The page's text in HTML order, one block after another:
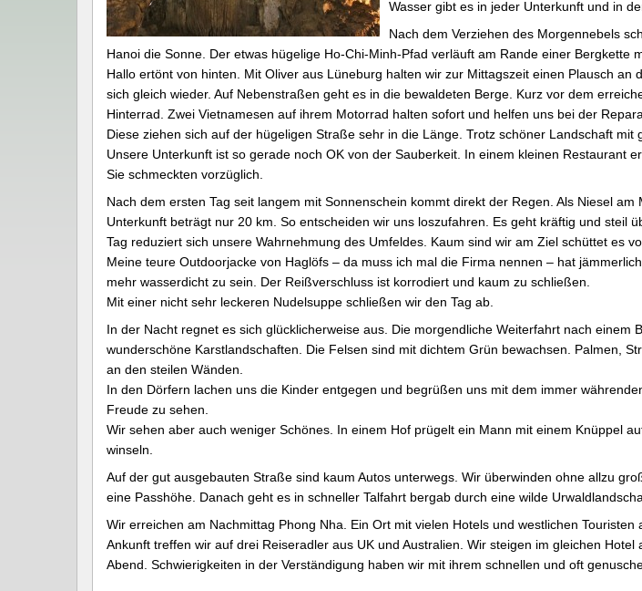
Wasser gibt es in jeder Unterkunft und in
Nach dem Verziehen des Morgennebels
Hanoi die Sonne. Der etwas hügelige Ho-Chi-Minh-Pfad verläuft am Rande einer Bergkette
Hallo ertönt von hinten. Mit Oliver aus Lüneburg halten wir zur Mittagszeit einen Plausch an
sich gleich wieder. Auf Nebenstraßen geht es in die bewaldeten Berge. Kurz vor dem
Hinterrad. Zwei Vietnamesen auf ihrem Motorrad halten sofort und helfen uns bei der
Diese ziehen sich auf der hügeligen Straße sehr in die Länge. Trotz schöner Landschaft mit
Unsere Unterkunft ist so gerade noch OK von der Sauberkeit. In einem kleinen Restaurant
Sie schmeckten vorzüglich.
Nach dem ersten Tag seit langem mit Sonnenschein kommt direkt der Regen. Als Niesel
Unterkunft beträgt nur 20 km. So entscheiden wir uns loszufahren. Es geht kräftig und steil
Tag reduziert sich unsere Wahrnehmung des Umfeldes. Kaum sind wir am Ziel schüttet es
Meine teure Outdoorjacke von Haglöfs – da muss ich mal die Firma nennen – hat
mehr wasserdicht zu sein. Der Reißverschluss ist korrodiert und kaum zu schließen.
Mit einer nicht sehr leckeren Nudelsuppe schließen wir den Tag ab.
In der Nacht regnet es sich glücklicherweise aus. Die morgendliche Weiterfahrt nach einem
wunderschöne Karstlandschaften. Die Felsen sind mit dichtem Grün bewachsen. Palmen,
an den steilen Wänden.
In den Dörfern lachen uns die Kinder entgegen und begrüßen uns mit dem immer
Freude zu sehen.
Wir sehen aber auch weniger Schönes. In einem Hof prügelt ein Mann mit einem Knüppel
winseln.
Auf der gut ausgebauten Straße sind kaum Autos unterwegs. Wir überwinden ohne allzu
eine Passhöhe. Danach geht es in schneller Talfahrt bergab durch eine wilde
Wir erreichen am Nachmittag Phong Nha. Ein Ort mit vielen Hotels und westlichen
Ankunft treffen wir auf drei Reiseradler aus UK und Australien. Wir steigen im gleichen
Abend. Schwierigkeiten in der Verständigung haben wir mit ihrem schnellen und oft